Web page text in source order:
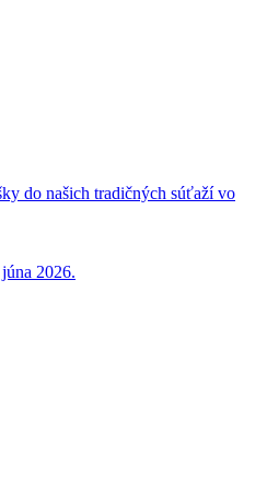
do našich tradičných súťaží vo
2026.